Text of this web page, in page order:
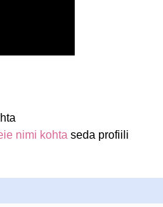
nimi kohta seda profiili